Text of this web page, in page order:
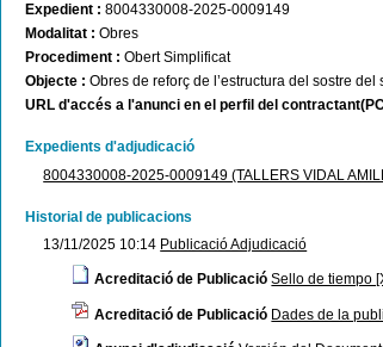
Expedient :8004330008-2025-0009149
Modalitat :Obres
Procediment :Obert Simplificat
Objecte :Obres de reforç de l’estructura del sostre
URL d'accés a l'anunci en el perfil del
Expedients d'adjudicació
8004330008-2025-0009149 (TALLERS VIDAL
Historial de publicacions
13/11/2025 10:14 Publicació Adjudicació
Acreditació de Publicació Sello de tiempo
Acreditació de Publicació Dades de la